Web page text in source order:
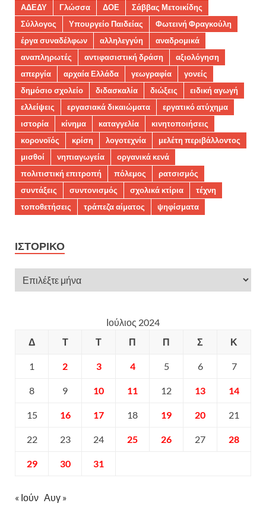
ΑΔΕΔΥ Γλώσσα ΔΟΕ
Σάββας Μετοικίδης
Σύλλογος
Υπουργείο Παιδείας
Φωτεινή Φραγκούλη
έργα συναδέλφων
αλληλεγγύη
αναδρομικά
αναπληρωτές
αντιφασιστική δράση
αξιολόγηση
απεργία
αρχαία Ελλάδα γεωγραφία
γονείς
δημόσιο σχολείο
διδασκαλία διώξεις
ειδική αγωγή
ελλείψεις
εργασιακά δικαιώματα
εργατικό ατύχημα
ιστορία
κίνημα καταγγελία
κινητοποιήσεις
κορονοϊός
κρίση λογοτεχνία
μελέτη περιβάλλοντος
μισθοί
νηπιαγωγεία
οργανικά κενά
πολιτιστική επιτροπή
πόλεμος
ρατσισμός
συντάξεις
συντονισμός σχολικά κτίρια
τέχνη
τοποθετήσεις
τράπεζα αίματος ψηφίσματα
ΙΣΤΟΡΙΚΌ
Ιούλιος 2024
Δ
Τ Τ Π Π Σ Κ
1 2 3 4 5 6 7
8 9 10 11 12 13 14
15 16 17 18 19 20 21
22 23 24 25 26 27 28
29 30 31
« Ιούν Αυγ »